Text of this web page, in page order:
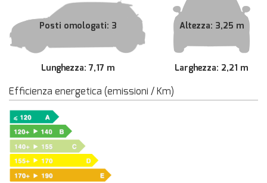
Posti omologati: 3
Lunghezza: 7,17 m
Altezza: 3,25 m
Larghezza: 2,21 m
Efficienza energetica (emissioni / Km)